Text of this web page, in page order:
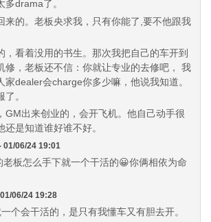
多drama了。
来的。老板央求我，只有你能了,要不他跟我
，看着没用的书生。那次我把自己的车开到
修，老板还不信：你就让专业的去修吧， 我
家dealer会charge你多少嘛，他说我知道。
。
GM出来创业的，会开飞机。他自己动手很
还是知道谁好谁不好。
01/06/24 19:01
老板怎么手下就一个干活的😀你俩相依为命
06/24 19:28
个会干活的，是只有我懂车又有胆去开。